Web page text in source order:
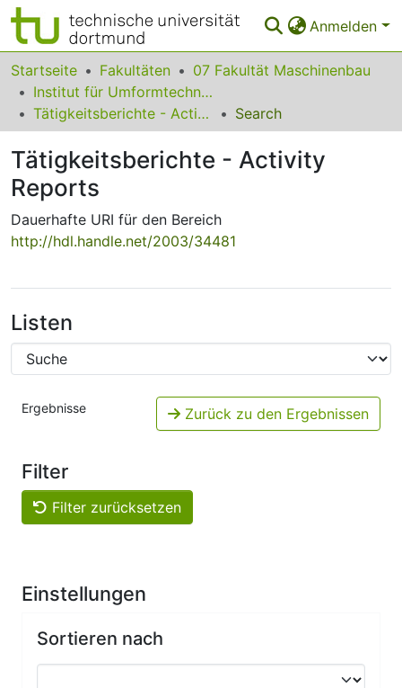
Anmelden
Bereiche & Sammlungen
Das gesamte Repositorium
FAQ
Leitlinien
Zurück zur Startseite
Startseite Fakultäten
07 Fakultät Maschinenbau
Institut für Umformtechnik und Leichtbau
Tätigkeitsberichte - Activity Reports
Search
Tätigkeitsberichte - Activity
Reports
Dauerhafte URI für den Bereich
http://hdl.handle.net/2003/34481
Listen
Ergebnisse Zurück zu den Ergebnissen
Filter
Filter zurücksetzen
Einstellungen
Sortieren nach